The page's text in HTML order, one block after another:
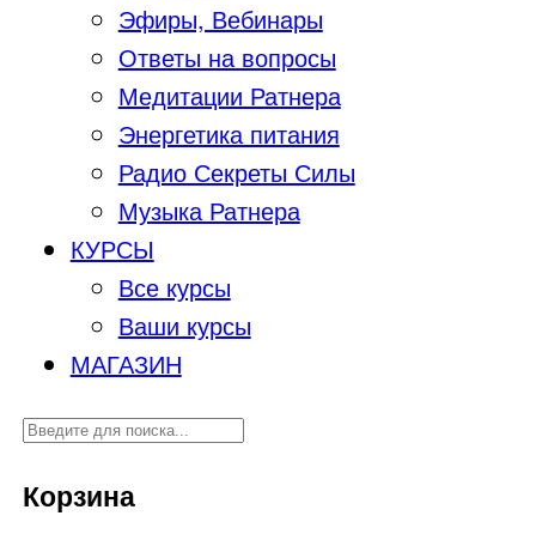
Эфиры, Вебинары
Ответы на вопросы
Медитации Ратнера
Энергетика питания
Радио Секреты Силы
Музыка Ратнера
КУРСЫ
Все курсы
Ваши курсы
МАГАЗИН
Корзина